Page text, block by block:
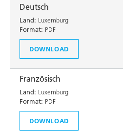
Deutsch
Land: Luxemburg
Format: PDF
DOWNLOAD
Französisch
Land: Luxemburg
Format: PDF
DOWNLOAD